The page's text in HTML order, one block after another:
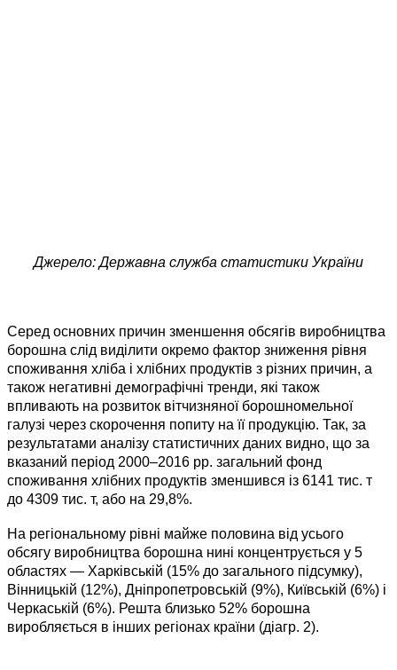
Джерело: Державна служба статистики України
Серед основних причин зменшення обсягів виробництва
борошна слід виділити окремо фактор зниження рівня
споживання хліба і хлібних продуктів з різних причин, а
також негативні демографічні тренди, які також
впливають на розвиток вітчизняної борошномельної
галузі через скорочення попиту на її продукцію. Так, за
результатами аналізу статистичних даних видно, що за
вказаний період 2000–2016 рр. загальний фонд
споживання хлібних продуктів зменшився із 6141 тис. т
до 4309 тис. т, або на 29,8%.
На регіональному рівні майже половина від усього
обсягу виробництва борошна нині концентрується у 5
областях — Харківській (15% до загального підсумку),
Вінницькій (12%), Дніпропетровській (9%), Київській (6%) і
Черкаській (6%). Решта близько 52% борошна
виробляється в інших регіонах країни (діагр. 2).